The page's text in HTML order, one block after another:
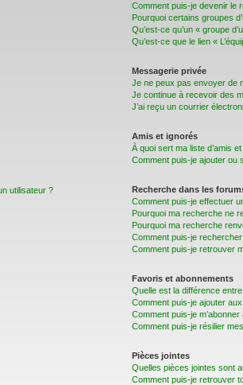
utilisateur ?
Comment puis-je devenir le
Pourquoi certains groupes
Qu’est-ce qu’un « groupe
Qu’est-ce que le lien «
Messagerie privée
Je ne peux pas envoyer de
Je continue à recevoir des
J’ai reçu un courrier
Amis et ignorés
À quoi sert ma liste d’amis et
Comment puis-je ajouter ou
Recherche dans les
Comment puis-je effectuer
Pourquoi ma recherche ne
Pourquoi ma recherche
Comment puis-je
Comment puis-je retrouver
Favoris et abonnements
Quelle est la différence
Comment puis-je ajouter
Comment puis-je
Comment puis-je résilier
Pièces jointes
Quelles pièces jointes sont
Comment puis-je retrouver